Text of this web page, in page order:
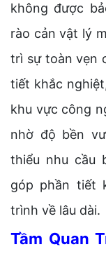
không được
rào cản vật lý
trì sự toàn vẹn
tiết khắc
khu vực công
nhờ độ bền
thiểu nhu cầu
góp phần tiết
trình về lâu dài.
Tầm Quan